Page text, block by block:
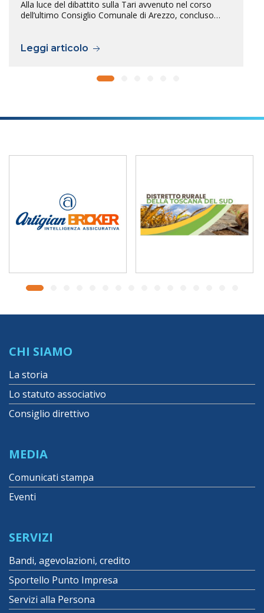
Alla luce del dibattito sulla Tari avvenuto nel corso
dell’ultimo Consiglio Comunale di Arezzo, concluso…
Leggi articolo
CHI SIAMO
La storia
Lo statuto associativo
Consiglio direttivo
MEDIA
Comunicati stampa
Eventi
SERVIZI
Bandi, agevolazioni, credito
Sportello Punto Impresa
Servizi alla Persona